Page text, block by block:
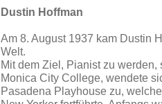
Dustin Hoffman
Am 8. August 1937 kam Dustin
Welt.
Mit dem Ziel, Pianist zu
Monica City College, wendete
Pasadena Playhouse zu,